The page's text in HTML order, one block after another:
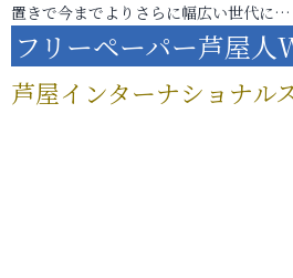
置きで今までよりさらに幅広い世代に…
フリーペーパー芦屋人
芦屋インターナショナル